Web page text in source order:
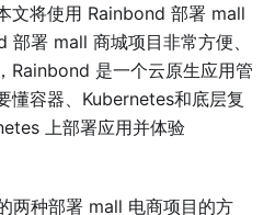
文将使用 Rainbond 部署 mall
署 mall 商城项目非常方便、
Rainbond 是一个云原生应用管
懂容器、Kubernetes和底层复
上部署应用并体验
两种部署 mall 电商项目的方